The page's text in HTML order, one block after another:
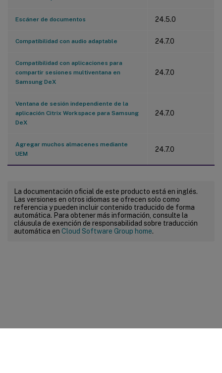
Escáner de documentos 24.5.0
Compatibilidad con audio adaptable 24.7.0
Compatibilidad con aplicaciones para
compartir sesiones multiventana en
Samsung DeX
24.7.0
Ventana de sesión independiente de la
aplicación Citrix Workspace para Samsung
DeX
24.7.0
Agregar muchos almacenes mediante
UEM
24.7.0
La documentación oficial de este producto está en inglés.
Las versiones en otros idiomas se ofrecen solo como
referencia y pueden incluir contenido traducido de forma
automática. Para obtener más información, consulte la
cláusula de exención de responsabilidad sobre traducción
automática en Cloud Software Group home.